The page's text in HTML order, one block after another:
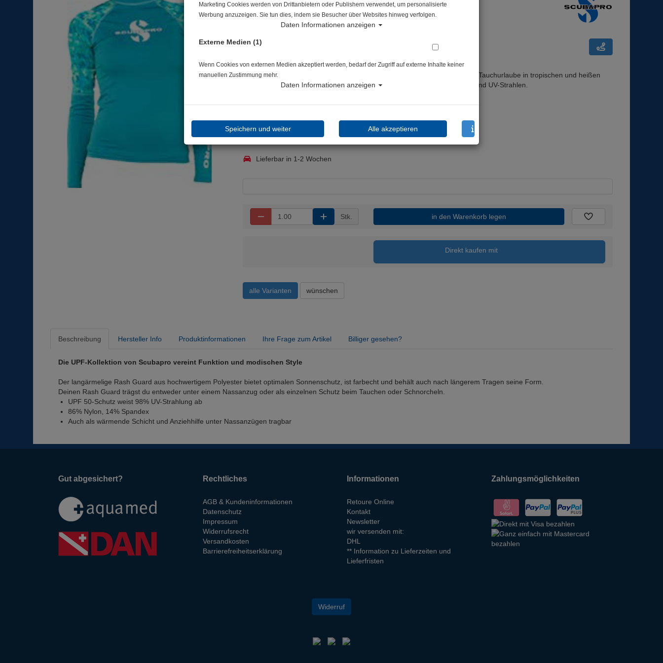
Artikelnr.: scu-65535400
Scubapro Rush Guards Damen Flamingo Langarm Perfekte Ergänzung für Tauchurlaube in tropischen und heißen
Regionen: Das Langarmshirt schützt dich zuverlässig vor Vernesselungen und UV-Strahlen.
75,10 €*
Lieferbar in 1-2 Wochen
Stk. in den Warenkorb legen
Direkt kaufen mit
alle Varianten wünschen
Beschreibung Hersteller Info Produktinformationen Ihre Frage zum Artikel Billiger gesehen?
Die UPF-Kollektion von Scubapro vereint Funktion und modischen Style
Der langärmelige Rash Guard aus hochwertigem Polyester bietet optimalen Sonnenschutz, ist farbecht und behält auch nach längerem Tragen seine Form.
Deinen Rash Guard trägst du entweder unter einem Nassanzug oder als einzelnen Schutz beim Tauchen oder Schnorcheln.
UPF 50-Schutz weist 98% UV-Strahlung ab
86% Nylon, 14% Spandex
Auch als wärmende Schicht und Anziehhilfe unter Nassanzügen tragbar
Gut abgesichert? Rechtliches
AGB & Kundeninformationen
Datenschutz
Impressum
Widerrufsrecht
Versandkosten
Barrierefreiheitserklärung
Informationen
Retoure Online
Kontakt
Newsletter
wir versenden mit:
DHL
** Information zu Lieferzeiten und
Lieferfristen
Zahlungsmöglichkeiten
Widerruf
Marketing Cookies werden von Drittanbietern oder Publishern verwendet, um personalisierte
Werbung anzuzeigen. Sie tun dies, indem sie Besucher über Websites hinweg verfolgen.
Daten Informationen anzeigen
Externe Medien (1)
Wenn Cookies von externen Medien akzeptiert werden, bedarf der Zugriff auf externe Inhalte keiner
manuellen Zustimmung mehr.
Daten Informationen anzeigen
Speichern und weiter Alle akzeptieren